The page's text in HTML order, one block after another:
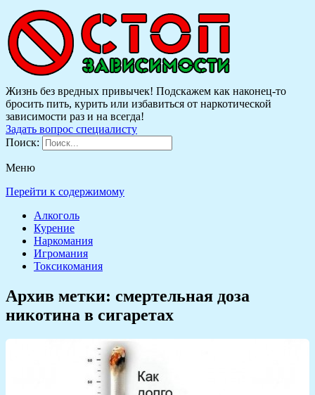
Жизнь без вредных привычек! Подскажем как наконец-то
бросить пить, курить или избавиться от наркотической
зависимости раз и на всегда!
Задать вопрос специалисту
Поиск:
Меню
Перейти к содержимому
Алкоголь
Курение
Наркомания
Игромания
Токсикомания
Архив метки: смертельная доза
никотина в сигаретах